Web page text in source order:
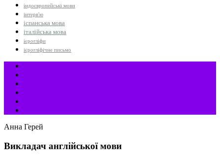
індоєвропейські мови
інтерв'ю
іспанська мова
італійська мова
ієрогліфи
ієрогліфічне письмо
Анна Герей
Викладач англійської мови